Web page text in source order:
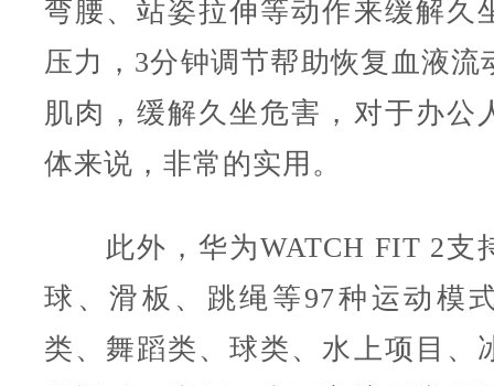
弯腰、站姿拉伸等动作来缓解久
压力，3分钟调节帮助恢复血液流
肌肉，缓解久坐危害，对于办公
体来说，非常的实用。
此外，华为WATCH FIT 2支
球、滑板、跳绳等97种运动模
类、舞蹈类、球类、水上项目、